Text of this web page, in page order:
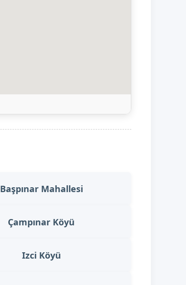
Başpınar Mahallesi
Çampınar Köyü
Izci Köyü